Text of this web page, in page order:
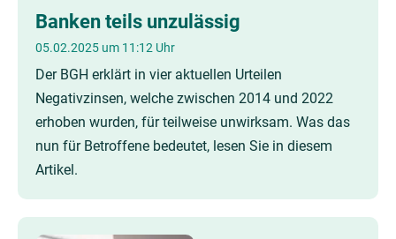
Banken teils unzulässig
05.02.2025 um 11:12 Uhr
Der BGH erklärt in vier aktuellen Urteilen
Negativzinsen, welche zwischen 2014 und 2022
erhoben wurden, für teilweise unwirksam. Was das
nun für Betroffene bedeutet, lesen Sie in diesem
Artikel.